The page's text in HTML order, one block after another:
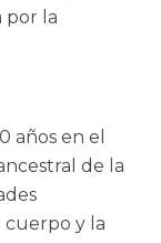
por la
años en el
de la
cuerpo y la